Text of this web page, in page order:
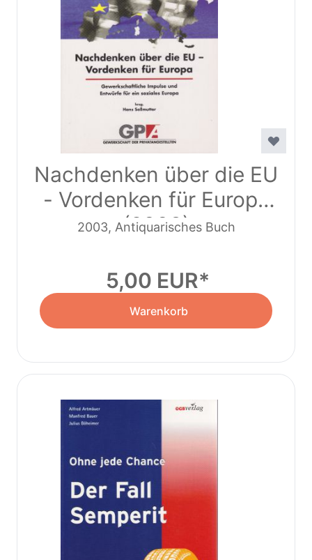
Nachdenken über die EU
- Vordenken für Europa
(2003)
2003, Antiquarisches Buch
5,00 EUR
Warenkorb